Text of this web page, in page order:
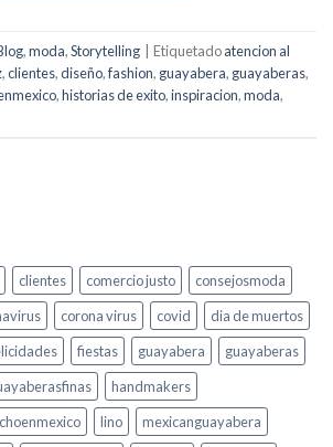
,moda,Storytelling Etiquetadoatencion al
,clientes,diseño,fashion, guayabera, guayaberas,
,historias de exito,inspiracion,moda,
clientes comercio justo
consejosmoda
corona virus covid
dia de muertos
fiestas guayabera
guayaberas
handmakers
lino
mexicanguayabera